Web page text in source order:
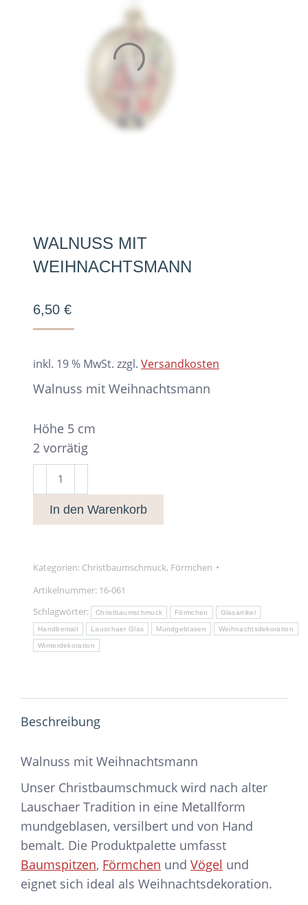
WALNUSS MIT
WEIHNACHTSMANN
6,50 €
inkl. 19 % MwSt. zzgl. Versandkosten
Walnuss mit Weihnachtsmann
Höhe 5 cm
2 vorrätig
Walnuss
mit
Weihnachtsmann
In den Warenkorb
Kategorien: Christbaumschmuck, Förmchen
Artikelnummer: 16-061
Schlagwörter:
Christbaumschmuck Förmchen Glasartikel
Handbemalt Lauschaer Glas Mundgeblasen Weihnachtsdekoration
Winterdekoration
Beschreibung
Walnuss mit Weihnachtsmann
Unser Christbaumschmuck wird nach alter
Lauschaer Tradition in eine Metallform
mundgeblasen, versilbert und von Hand
bemalt. Die Produktpalette umfasst
Baumspitzen, Förmchen und Vögel und
eignet sich ideal als Weihnachtsdekoration.